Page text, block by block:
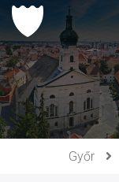
Ugrás
tartalomhoz
Győr